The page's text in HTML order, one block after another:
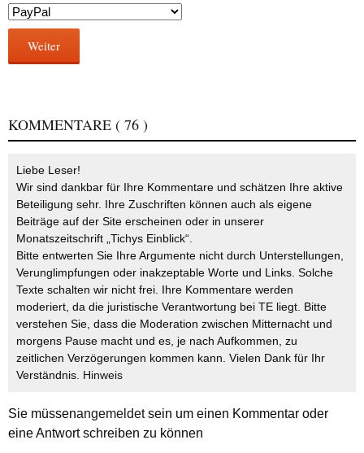
Weiter
KOMMENTARE ( 76 )
Liebe Leser!
Wir sind dankbar für Ihre Kommentare und schätzen Ihre aktive
Beteiligung sehr. Ihre Zuschriften können auch als eigene
Beiträge auf der Site erscheinen oder in unserer
Monatszeitschrift „Tichys Einblick“.
Bitte entwerten Sie Ihre Argumente nicht durch Unterstellungen,
Verunglimpfungen oder inakzeptable Worte und Links. Solche
Texte schalten wir nicht frei. Ihre Kommentare werden
moderiert, da die juristische Verantwortung bei TE liegt. Bitte
verstehen Sie, dass die Moderation zwischen Mitternacht und
morgens Pause macht und es, je nach Aufkommen, zu
zeitlichen Verzögerungen kommen kann. Vielen Dank für Ihr
Verständnis. Hinweis
Sie müssenangemeldetsein um einen Kommentar oder
eine Antwort schreiben zu können